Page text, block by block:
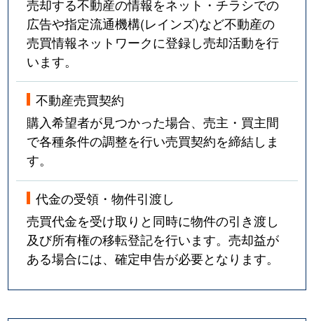
売却する不動産の情報をネット・チラシでの
広告や指定流通機構(レインズ)など不動産の
売買情報ネットワークに登録し売却活動を行
います。
不動産売買契約
購入希望者が見つかった場合、売主・買主間
で各種条件の調整を行い売買契約を締結しま
す。
代金の受領・物件引渡し
売買代金を受け取りと同時に物件の引き渡し
及び所有権の移転登記を行います。売却益が
ある場合には、確定申告が必要となります。